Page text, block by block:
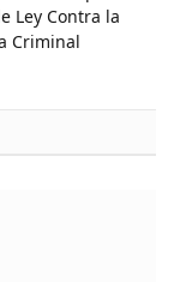
Ley Contra la
Criminal